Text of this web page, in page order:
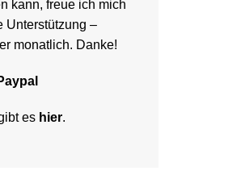
kann, freue ich mich
Unterstützung –
monatlich. Danke!
es hier.